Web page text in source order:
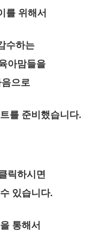
를 위해서
수하는
아맘들을
으로
를 준비했습니다.
릭하시면
있습니다.
통해서